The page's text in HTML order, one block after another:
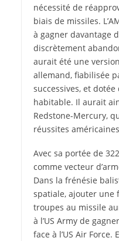
nécessité de
biais de missiles.
à gagner davantage
discrètement
aurait été une
allemand, fiabilisée
successives, et
habitable. Il aurait
Redstone-­Mercury,
réussites
Avec sa portée de
comme vecteur
Dans la frénésie
spatiale, ajouter une
troupes au missile
à l’US Army de
face à l’US Air Force.